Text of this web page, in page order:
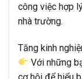
công việc hợp
nhà trường.
Tăng kinh
Với những
cơ hội để hiểu